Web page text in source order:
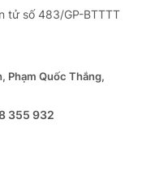
có sự chấp
khi phát hành lại
tử số 483/GP-BTTTT
Phạm Quốc Thắng,
355 932